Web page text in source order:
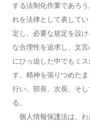
する法制化作業であろ
れを法律として表して
定し、必要な規定を設
な合理性を追求し、文
にひっ迫した中でもミ
す。精神を張りつめた
行い、部長、次長、そ
る。
個人情報保護法は、わ